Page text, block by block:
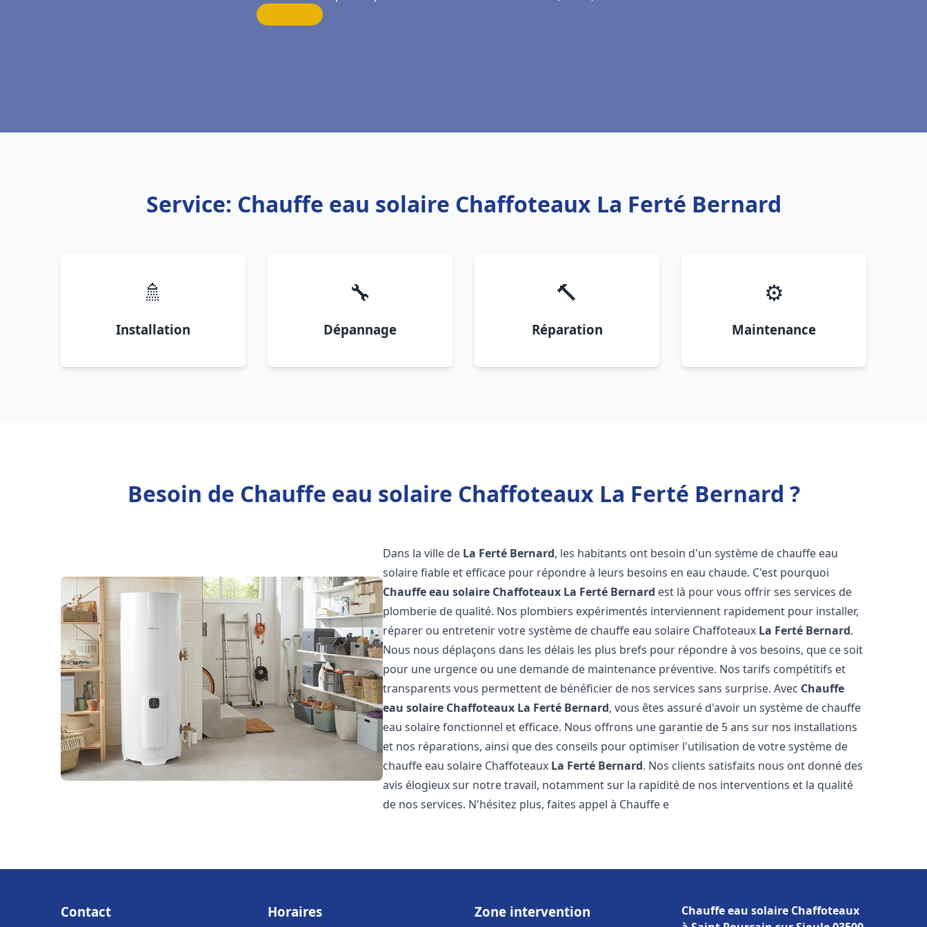
Service: Chauffe eau solaire Chaffoteaux La Ferté Bernard
🚿
Installation
🔧
Dépannage
🔨
Réparation
⚙️
Maintenance
Besoin de Chauffe eau solaire Chaffoteaux La Ferté Bernard ?
Dans la ville de La Ferté Bernard, les habitants ont besoin d'un système de chauffe eau
solaire fiable et efficace pour répondre à leurs besoins en eau chaude. C'est pourquoi
Chauffe eau solaire Chaffoteaux La Ferté Bernard est là pour vous offrir ses services de
plomberie de qualité. Nos plombiers expérimentés interviennent rapidement pour installer,
réparer ou entretenir votre système de chauffe eau solaire Chaffoteaux La Ferté Bernard.
Nous nous déplaçons dans les délais les plus brefs pour répondre à vos besoins, que ce soit
pour une urgence ou une demande de maintenance préventive. Nos tarifs compétitifs et
transparents vous permettent de bénéficier de nos services sans surprise. Avec Chauffe
eau solaire Chaffoteaux La Ferté Bernard, vous êtes assuré d'avoir un système de chauffe
eau solaire fonctionnel et efficace. Nous offrons une garantie de 5 ans sur nos installations
et nos réparations, ainsi que des conseils pour optimiser l'utilisation de votre système de
chauffe eau solaire Chaffoteaux La Ferté Bernard. Nos clients satisfaits nous ont donné des
avis élogieux sur notre travail, notamment sur la rapidité de nos interventions et la qualité
de nos services. N'hésitez plus, faites appel à Chauffe e
Contact Horaires Zone intervention
Chauffe eau solaire Chaffoteaux